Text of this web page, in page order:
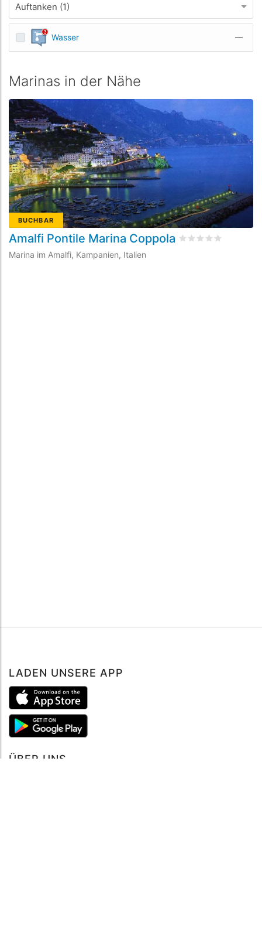
Auftanken (1)
Wasser —
Marinas in der Nähe
BUCHBAR
Amalfi Pontile Marina Coppola bewertet0
Marina im Amalfi, Kampanien, Italien
LADEN UNSERE APP
ÜBER UNS